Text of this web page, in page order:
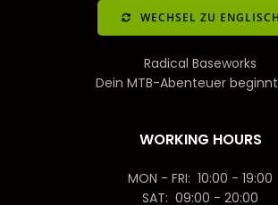
WECHSEL ZU ENGLISCH
Radical Baseworks
Dein MTB-Abenteuer
WORKING HOURS
MON - FRI: 10:00 - 19:00
SAT: 09:00 - 20:00